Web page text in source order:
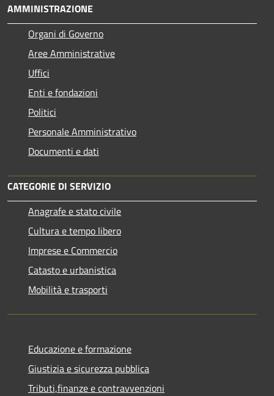
AMMINISTRAZIONE
Organi di Governo
Aree Amministrative
Uffici
Enti e fondazioni
Politici
Personale Amministrativo
Documenti e dati
CATEGORIE DI SERVIZIO
Anagrafe e stato civile
Cultura e tempo libero
Imprese e Commercio
Catasto e urbanistica
Mobilità e trasporti
Educazione e formazione
Giustizia e sicurezza pubblica
Tributi,finanze e contravvenzioni